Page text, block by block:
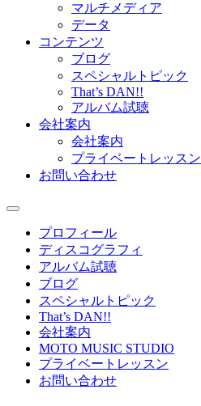
マルチメディア
データ
コンテンツ
ブログ
スペシャルトピック
That’s DAN!!
アルバム試聴
会社案内
会社案内
プライベートレッスン
お問い合わせ
プロフィール
ディスコグラフィ
アルバム試聴
ブログ
スペシャルトピック
That’s DAN!!
会社案内
MOTO MUSIC STUDIO
プライベートレッスン
お問い合わせ